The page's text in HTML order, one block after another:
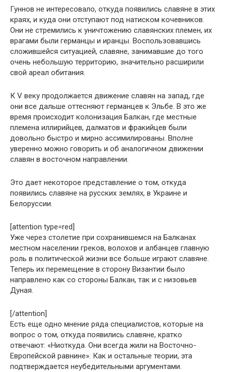
Гуннов не интересовало, откуда появились славяне в этих
краях, и куда они отступают под натиском кочевников.
Они не стремились к уничтожению славянских племен, их
врагами были германцы и иранцы. Воспользовавшись
сложившейся ситуацией, славяне, занимавшие до того
очень небольшую территорию, значительно расширили
свой ареал обитания.
К V веку продолжается движение славян на запад, где
они все дальше оттесняют германцев к Эльбе. В это же
время происходит колонизация Балкан, где местные
племена иллирийцев, далматов и фракийцев были
довольно быстро и мирно ассимилированы. Вполне
уверенно можно говорить и об аналогичном движении
славян в восточном направлении.
Это дает некоторое представление о том, откуда
появились славяне на русских землях, в Украине и
Белоруссии.
[attention type=red]
Уже через столетие при сохранившемся на Балканах
местном населении греков, волохов и албанцев главную
роль в политической жизни все больше играют славяне.
Теперь их перемещение в сторону Византии было
направлено как со стороны Балкан, так и с низовьев
Дуная.
[/attention]
Есть еще одно мнение ряда специалистов, которые на
вопрос о том, откуда появились славяне, кратко
отвечают: «Ниоткуда. Они всегда жили на Восточно-
Европейской равнине». Как и остальные теории, эта
подтверждается неубедительными аргументами.